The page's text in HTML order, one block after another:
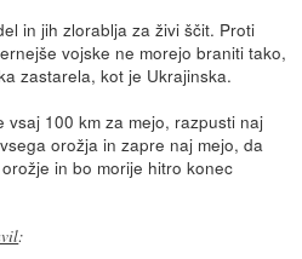
in jih zlorablja za živi ščit. Proti
vojske ne morejo braniti tako,
zastarela, kot je Ukrajinska.
vsaj 100 km za mejo, razpusti naj
orožja in zapre naj mejo, da
in bo morije hitro konec
: